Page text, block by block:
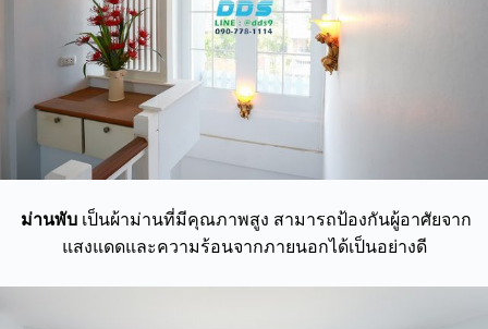
ม่านพับ เป็นผ้าม่านที่มีคุณภาพสูง สามารถป้องกันผู้อาศัยจาก
แสงแดดและความร้อนจากภายนอกได้เป็นอย่างดี